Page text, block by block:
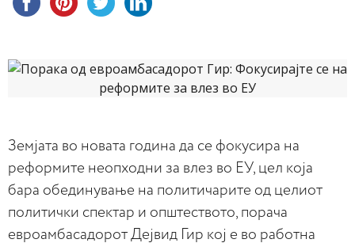
Земјата во новата година да се фокусира на
реформите неопходни за влез во ЕУ, цел која
бара обединување на политичарите од целиот
политички спектар и општеството, порача
евроамбасадорот Дејвид Гир кој е во работна